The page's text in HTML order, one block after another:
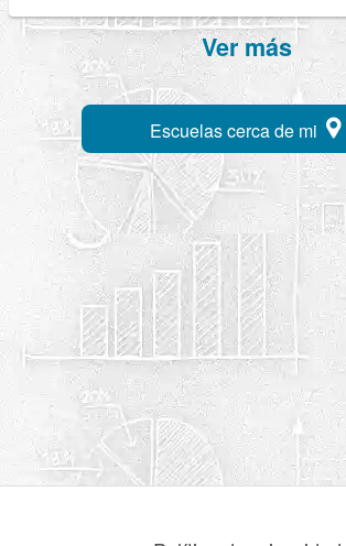
Ver más
Escuelas cerca de mi